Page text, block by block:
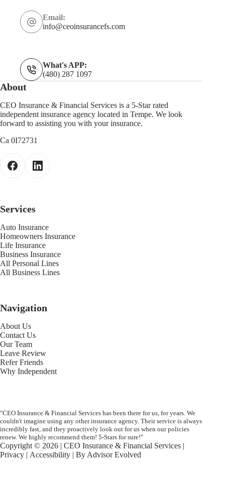
Email:
info@ceoinsurancefs.com
What's APP:
(480) 287 1097
About
CEO Insurance & Financial Services is a 5-Star rated
independent insurance agency located in Tempe. We look
forward to assisting you with your insurance.
Ca 0I72731
Services
Auto Insurance
Homeowners Insurance
Life Insurance
Business Insurance
All Personal Lines
All Business Lines
Navigation
About Us
Contact Us
Our Team
Leave Review
Refer Friends
Why Independent
"CEO Insurance & Financial Services has been there for us, for years. We
couldn't imagine using any other insurance agency. Their service is always
incredibly fast, and they proactively look out for us when our policies
renew. We highly recommend them! 5-Stars for sure!"
Copyright © 2026 | CEO Insurance & Financial Services |
Privacy | Accessibility | By Advisor Evolved